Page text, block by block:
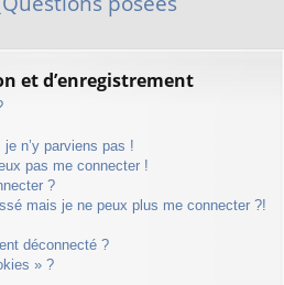
et d’enregistrement
n’y parviens pas !
pas me connecter !
?
mais je ne peux plus me connecter ?!
déconnecté ?
» ?